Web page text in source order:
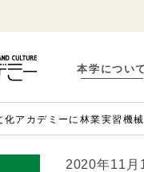
本学について
化アカデミーに林業実習機
2020年11月